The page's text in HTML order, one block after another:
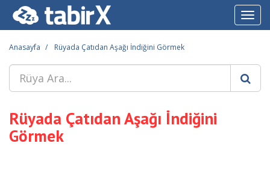
Anasayfa Rüyada Çatıdan Aşağı İndiğini Görmek
Rüyada Çatıdan Aşağı İndiğini
Görmek